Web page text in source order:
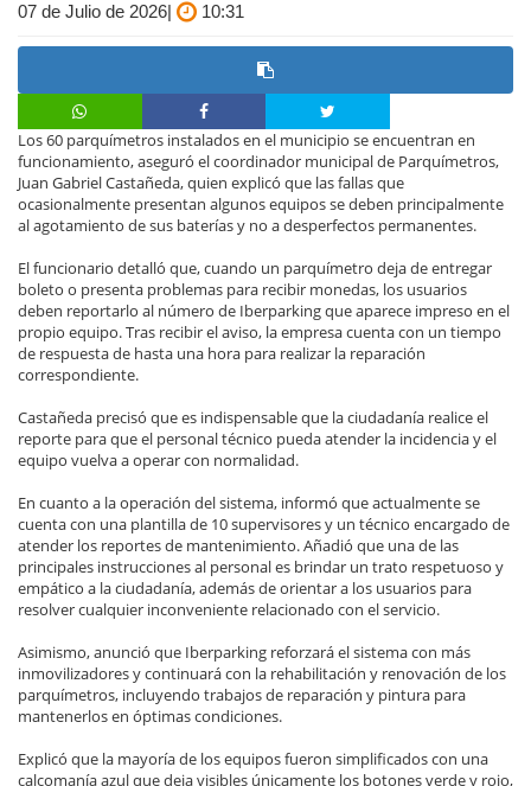
07 de Julio de 2026|
10:31
Los 60 parquímetros instalados en el municipio se encuentran en
funcionamiento, aseguró el coordinador municipal de Parquímetros,
Juan Gabriel Castañeda, quien explicó que las fallas que
ocasionalmente presentan algunos equipos se deben principalmente
al agotamiento de sus baterías y no a desperfectos permanentes.
El funcionario detalló que, cuando un parquímetro deja de entregar
boleto o presenta problemas para recibir monedas, los usuarios
deben reportarlo al número de Iberparking que aparece impreso en el
propio equipo. Tras recibir el aviso, la empresa cuenta con un tiempo
de respuesta de hasta una hora para realizar la reparación
correspondiente.
Castañeda precisó que es indispensable que la ciudadanía realice el
reporte para que el personal técnico pueda atender la incidencia y el
equipo vuelva a operar con normalidad.
En cuanto a la operación del sistema, informó que actualmente se
cuenta con una plantilla de 10 supervisores y un técnico encargado de
atender los reportes de mantenimiento. Añadió que una de las
principales instrucciones al personal es brindar un trato respetuoso y
empático a la ciudadanía, además de orientar a los usuarios para
resolver cualquier inconveniente relacionado con el servicio.
Asimismo, anunció que Iberparking reforzará el sistema con más
inmovilizadores y continuará con la rehabilitación y renovación de los
parquímetros, incluyendo trabajos de reparación y pintura para
mantenerlos en óptimas condiciones.
Explicó que la mayoría de los equipos fueron simplificados con una
calcomanía azul que deja visibles únicamente los botones verde y rojo,